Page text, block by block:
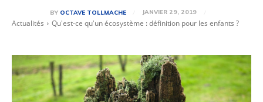
BY OCTAVE TOLLMACHE JANVIER 29, 2019
Actualités Qu'est-ce qu'un écosystème : définition pour les enfants ?